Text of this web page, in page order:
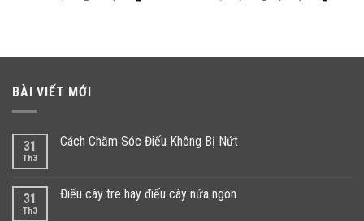
hiện
gốc
BÀI VIẾT MỚI
31
Th3
Cách Chăm Sóc Điếu Không Bị Nứt
31
Th3
Điếu cày tre hay điếu cày nứa ngon